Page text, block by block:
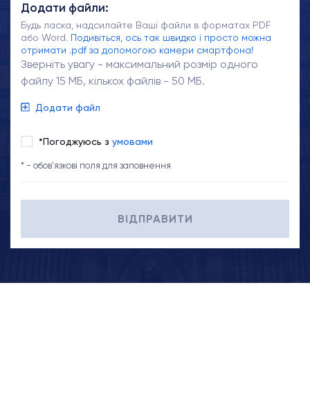
Додати файли:
Будь ласка, надсилайте Ваші файли в форматах PDF
або Word. Подивіться, ось так швидко і просто можна
отримати .pdf за допомогою камери смартфона!
Зверніть увагу - максимальний розмір одного
файлу 15 МБ, кількох файлів - 50 МБ.
Додати файл
*Погоджуюсь з умовами
* - обов'язкові поля для заповнення
ВІДПРАВИТИ